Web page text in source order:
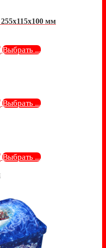
мм
Выбрать ...
Выбрать ...
Выбрать ...